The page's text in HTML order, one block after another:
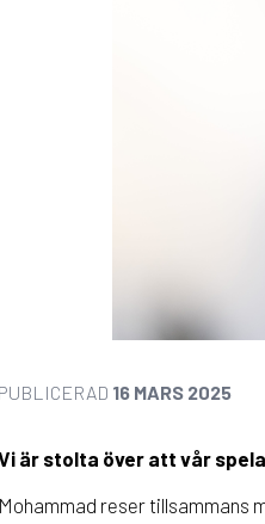
PUBLICERAD 16 MARS 2025
är stolta över att vår
Mohammad reser tillsammans